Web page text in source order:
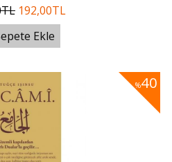
TL 192,00TL
Ekle
%40